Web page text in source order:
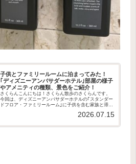
子供とファミリールームに泊まってみた！
｢ディズニーアンバサダーホテル｣部屋の様子
やアメニティの種類、景色をご紹介！
さくらんこんにちは！さくらん散歩のさくらんです。
今回は、ディズニーアンバサダーホテルの｢スタンダー
ドフロア・ファミリールーム｣に子供を含む家族と滞在
介します！この記事で分かること ファミリール...
2026.07.15